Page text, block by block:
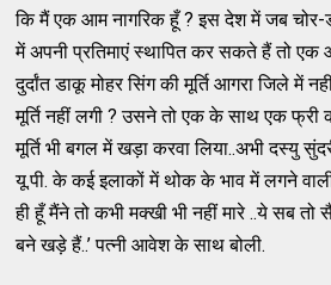
कि मैं एक आम नागरिक हूँ ? इस देश में जब चोर-
में अपनी प्रतिमाएं स्थापित कर सकते हैं तो एक
दुर्दांत डाकू मोहर सिंग की मूर्ति आगरा जिले में
मूर्ति नहीं लगी ? उसने तो एक के साथ एक फ्री
मूर्ति भी बगल में खड़ा करवा लिया..अभी दस्यु
यू.पी. के कई इलाकों में थोक के भाव में लगने
ही हूँ मैंने तो कभी मक्खी भी नहीं मारे ..ये सब
बने खड़े हैं..’ पत्नी आवेश के साथ बोली.